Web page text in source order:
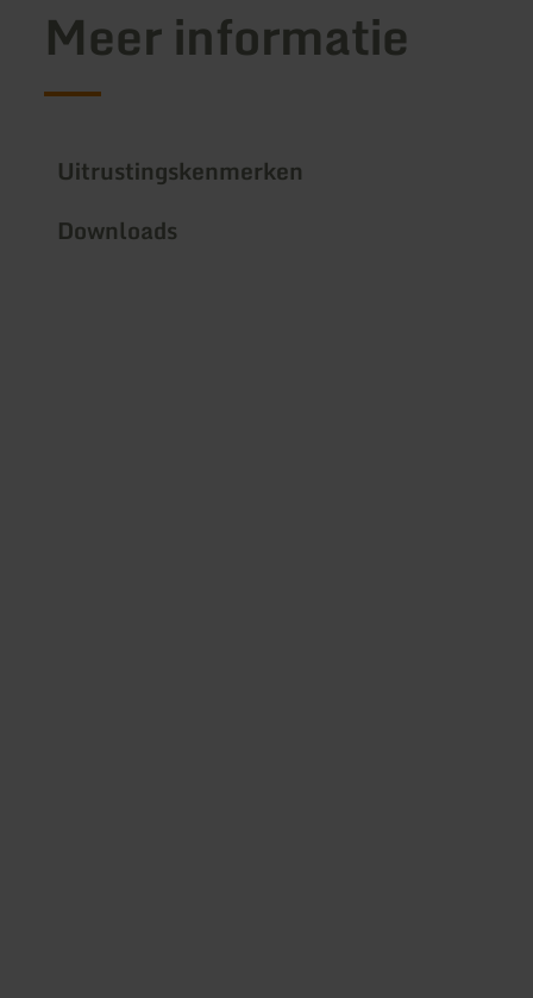
Meer informatie
Uitrustingskenmerken
Downloads